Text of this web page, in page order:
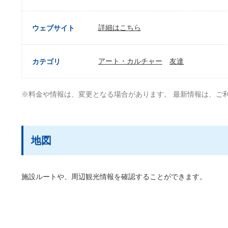
ウェブサイト 詳細はこちら
カテゴリ アート・カルチャー 友達
※料金や情報は、変更となる場合があります。 最新情報は、ご
地図
施設ルートや、周辺観光情報を確認することができます。